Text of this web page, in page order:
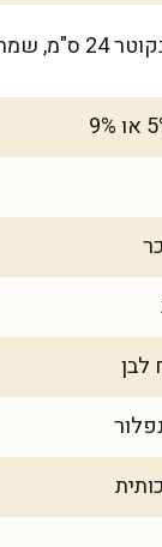
עוגת גבינה.